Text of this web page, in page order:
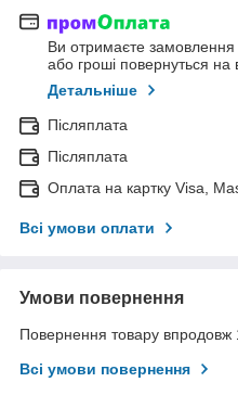
Ви отримаєте замовлення
або гроші повернуться на
Детальніше
Післяплата
Післяплата
Оплата на картку Visa,
Всі умови оплати
Умови повернення
Повернення товару впродовж
Всі умови повернення